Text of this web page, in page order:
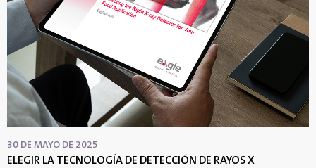
30 DE MAYO DE 2025
ELEGIR LA TECNOLOGÍA DE DETECCIÓN DE RAYOS X